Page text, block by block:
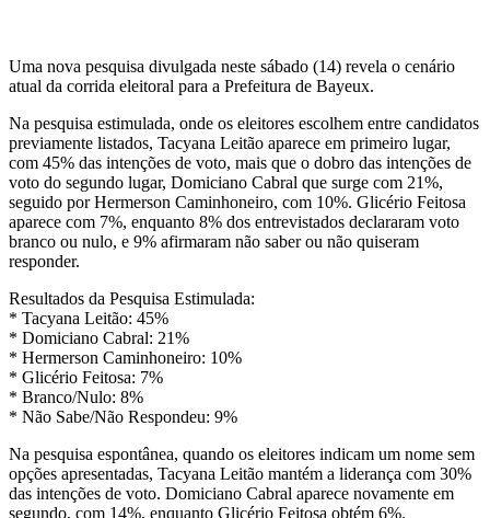
Uma nova pesquisa divulgada neste sábado (14) revela o cenário
atual da corrida eleitoral para a Prefeitura de Bayeux.
Na pesquisa estimulada, onde os eleitores escolhem entre candidatos
previamente listados, Tacyana Leitão aparece em primeiro lugar,
com 45% das intenções de voto, mais que o dobro das intenções de
voto do segundo lugar, Domiciano Cabral que surge com 21%,
seguido por Hermerson Caminhoneiro, com 10%. Glicério Feitosa
aparece com 7%, enquanto 8% dos entrevistados declararam voto
branco ou nulo, e 9% afirmaram não saber ou não quiseram
responder.
Resultados da Pesquisa Estimulada:
* Tacyana Leitão: 45%
* Domiciano Cabral: 21%
* Hermerson Caminhoneiro: 10%
* Glicério Feitosa: 7%
* Branco/Nulo: 8%
* Não Sabe/Não Respondeu: 9%
Na pesquisa espontânea, quando os eleitores indicam um nome sem
opções apresentadas, Tacyana Leitão mantém a liderança com 30%
das intenções de voto. Domiciano Cabral aparece novamente em
segundo, com 14%, enquanto Glicério Feitosa obtém 6%.